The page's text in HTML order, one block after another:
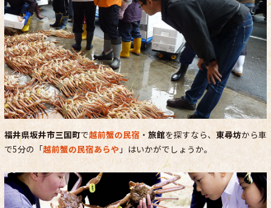
福井県坂井市三国町で越前蟹の民宿 ・旅館を探すなら、 東尋坊から車
で5分の「越前蟹の民宿あらや 」はいかがでしょうか。